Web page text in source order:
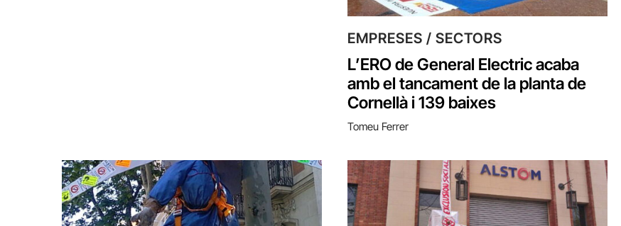
EMPRESES / SECTORS
L’ERO de General Electric acaba
amb el tancament de la planta de
Cornellà i 139 baixes
Tomeu Ferrer